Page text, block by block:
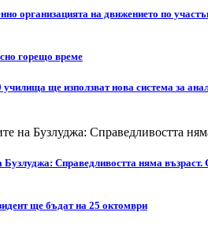
организацията на движението по
горещо време
ще използват нова система за
Бузлуджа: Справедливостта няма
ще бъдат на 25 октомври